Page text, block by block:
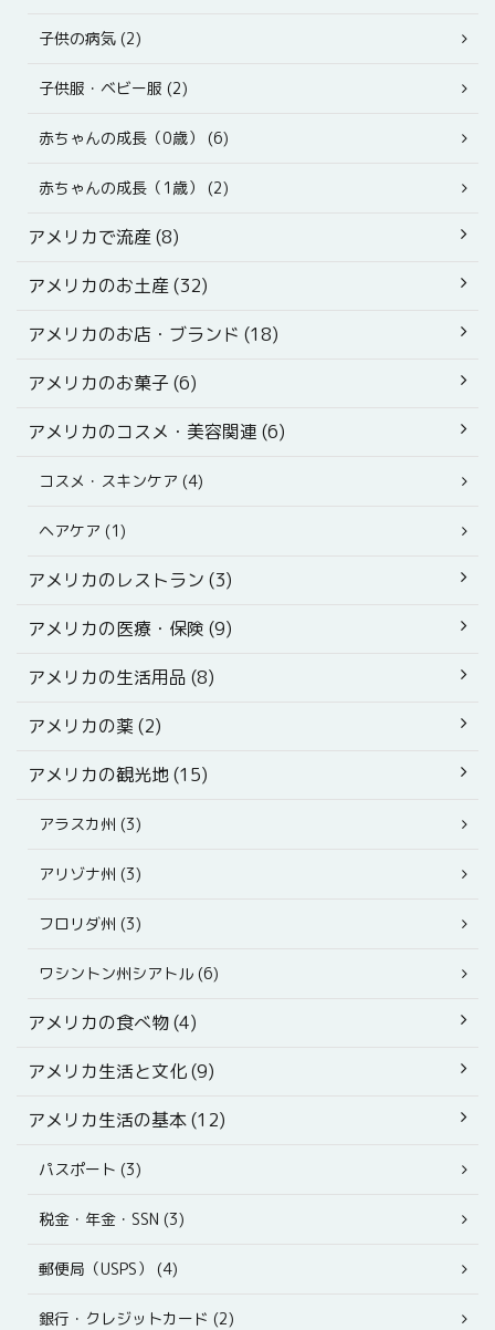
子供の病気 (2)
子供服・ベビー服 (2)
赤ちゃんの成長（0歳） (6)
赤ちゃんの成長（1歳） (2)
アメリカで流産 (8)
アメリカのお土産 (32)
アメリカのお店・ブランド (18)
アメリカのお菓子 (6)
アメリカのコスメ・美容関連 (6)
コスメ・スキンケア (4)
ヘアケア (1)
アメリカのレストラン (3)
アメリカの医療・保険 (9)
アメリカの生活用品 (8)
アメリカの薬 (2)
アメリカの観光地 (15)
アラスカ州 (3)
アリゾナ州 (3)
フロリダ州 (3)
ワシントン州シアトル (6)
アメリカの食べ物 (4)
アメリカ生活と文化 (9)
アメリカ生活の基本 (12)
パスポート (3)
税金・年金・SSN (3)
郵便局（USPS） (4)
銀行・クレジットカード (2)